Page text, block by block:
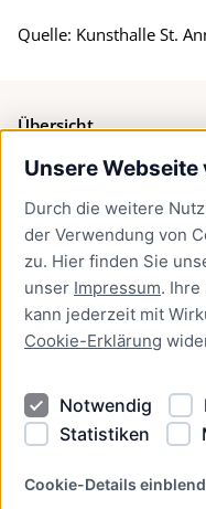
Unsere
Durch die weitere
der Verwendung von
zu. Hier finden Sie
unser Impressum.
kann jederzeit mit
Cookie-Erklärung
Notwendig
Statistiken
Cookie-Details
Quelle: Kunsthalle St.
Übersicht
Bürgerservice
Presse
Newsletter Lübeck:kompakt
Kontakt
Kontakt
Datenschutzhinweise
Barrierefreiheit
Cookie Erklärung